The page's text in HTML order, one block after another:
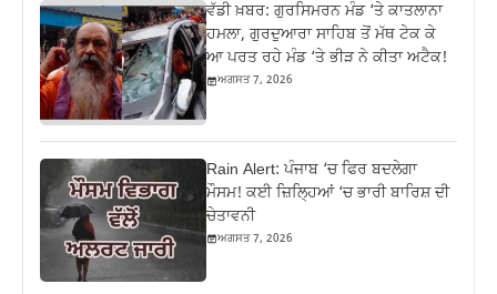
ਵੱਡੀ ਖ਼ਬਰ: ਗੁਰਸਿਮਰਨ ਮੰਡ ‘ਤੇ ਕਾਤਲਾਨਾ
ਹਮਲਾ, ਗੁਰਦੁਆਰਾ ਸਾਹਿਬ ਤੋਂ ਮੱਥ ਟੇਕ ਕੇ
ਆ ਪਰਤ ਰਹੇ ਮੰਡ ‘ਤੇ ਭੀੜ ਨੇ ਕੀਤਾ ਅਟੈਕ!
ਅਗਸਤ 7, 2026
Rain Alert: ਪੰਜਾਬ ‘ਚ ਫਿਰ ਬਦਲੇਗਾ
ਮੌਸਮ! ਕਈ ਜ਼ਿਲ੍ਹਿਆਂ ‘ਚ ਭਾਰੀ ਬਾਰਿਸ਼ ਦੀ
ਚੇਤਾਵਨੀ
ਅਗਸਤ 7, 2026